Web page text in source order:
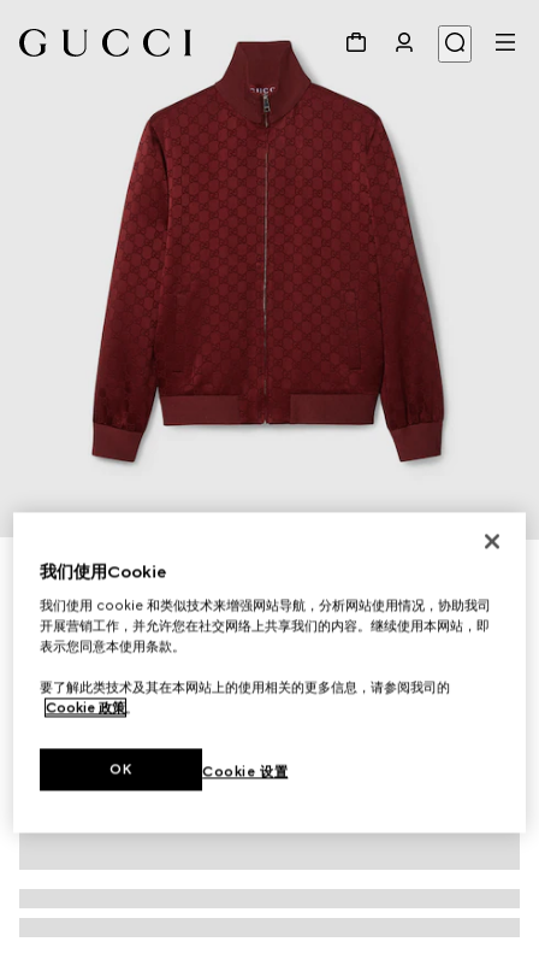
GG提花拉链夹克
€ 1.800
相关款式Gucci Rosso Ancora
我们使用Cookie
我们使用 cookie 和类似技术来增强网站导航，分析网站使用情况，协助我司
开展营销工作，并允许您在社交网络上共享我们的内容。继续使用本网站，即
表示您同意本使用条款。
要了解此类技术及其在本网站上的使用相关的更多信息，请参阅我司的
Cookie 政策。
Cookie 设置
OK